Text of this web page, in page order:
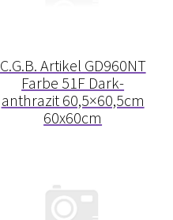
C.G.B. Artikel GD960NT
Farbe 51F Dark-
anthrazit 60,5×60,5cm
60x60cm